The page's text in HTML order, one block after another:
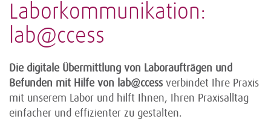
Laborkommunikation:
lab@ccess
Die digitale Übermittlung von Laboraufträgen und
Befunden mit Hilfe von lab@ccess verbindet Ihre Praxis
mit unserem Labor und hilft Ihnen, Ihren Praxisalltag
einfacher und effizienter zu gestalten.